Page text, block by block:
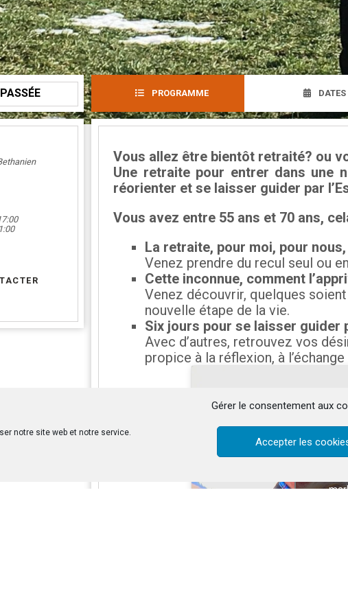
Gérer le consentement aux
notre site web et notre service.
Accepter les
PROGRAMME DATES
Vous allez être bientôt retraité? ou
Une retraite pour entrer dans une
réorienter et se laisser guider par
Vous avez entre 55 ans et 70 ans,
La retraite, pour moi, pour
Venez prendre du recul seul ou
Cette inconnue, comment
Venez découvrir, quelques
nouvelle étape de la vie.
Six jours pour se laisser guider
Avec d’autres, retrouvez vos
propice à la réflexion, à